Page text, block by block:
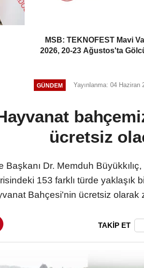
MSB: TEKNOFEST Mavi
2026, 20-23 Ağustos'ta
GÜNDEM Yayınlanma: 04 Haziran
ücretsiz
Dr. Memduh
153 farklı türde
Bahçesi'nin ücretsiz olarak
TAKİP ET